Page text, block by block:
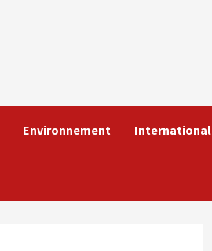
Environnement International